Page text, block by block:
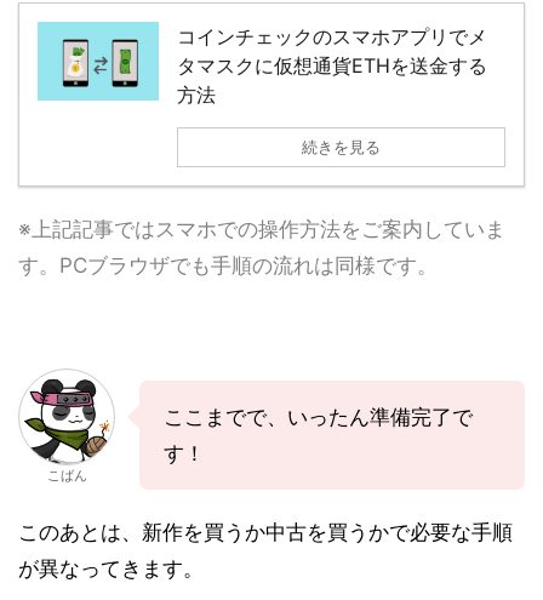
コインチェックのスマホアプリでメ
タマスクに仮想通貨ETHを送金する
方法
続きを見る
※上記記事ではスマホでの操作方法をご案内していま
す。PCブラウザでも手順の流れは同様です。
こばん
ここまでで、いったん準備完了で
す！
このあとは、新作を買うか中古を買うかで必要な手順
が異なってきます。